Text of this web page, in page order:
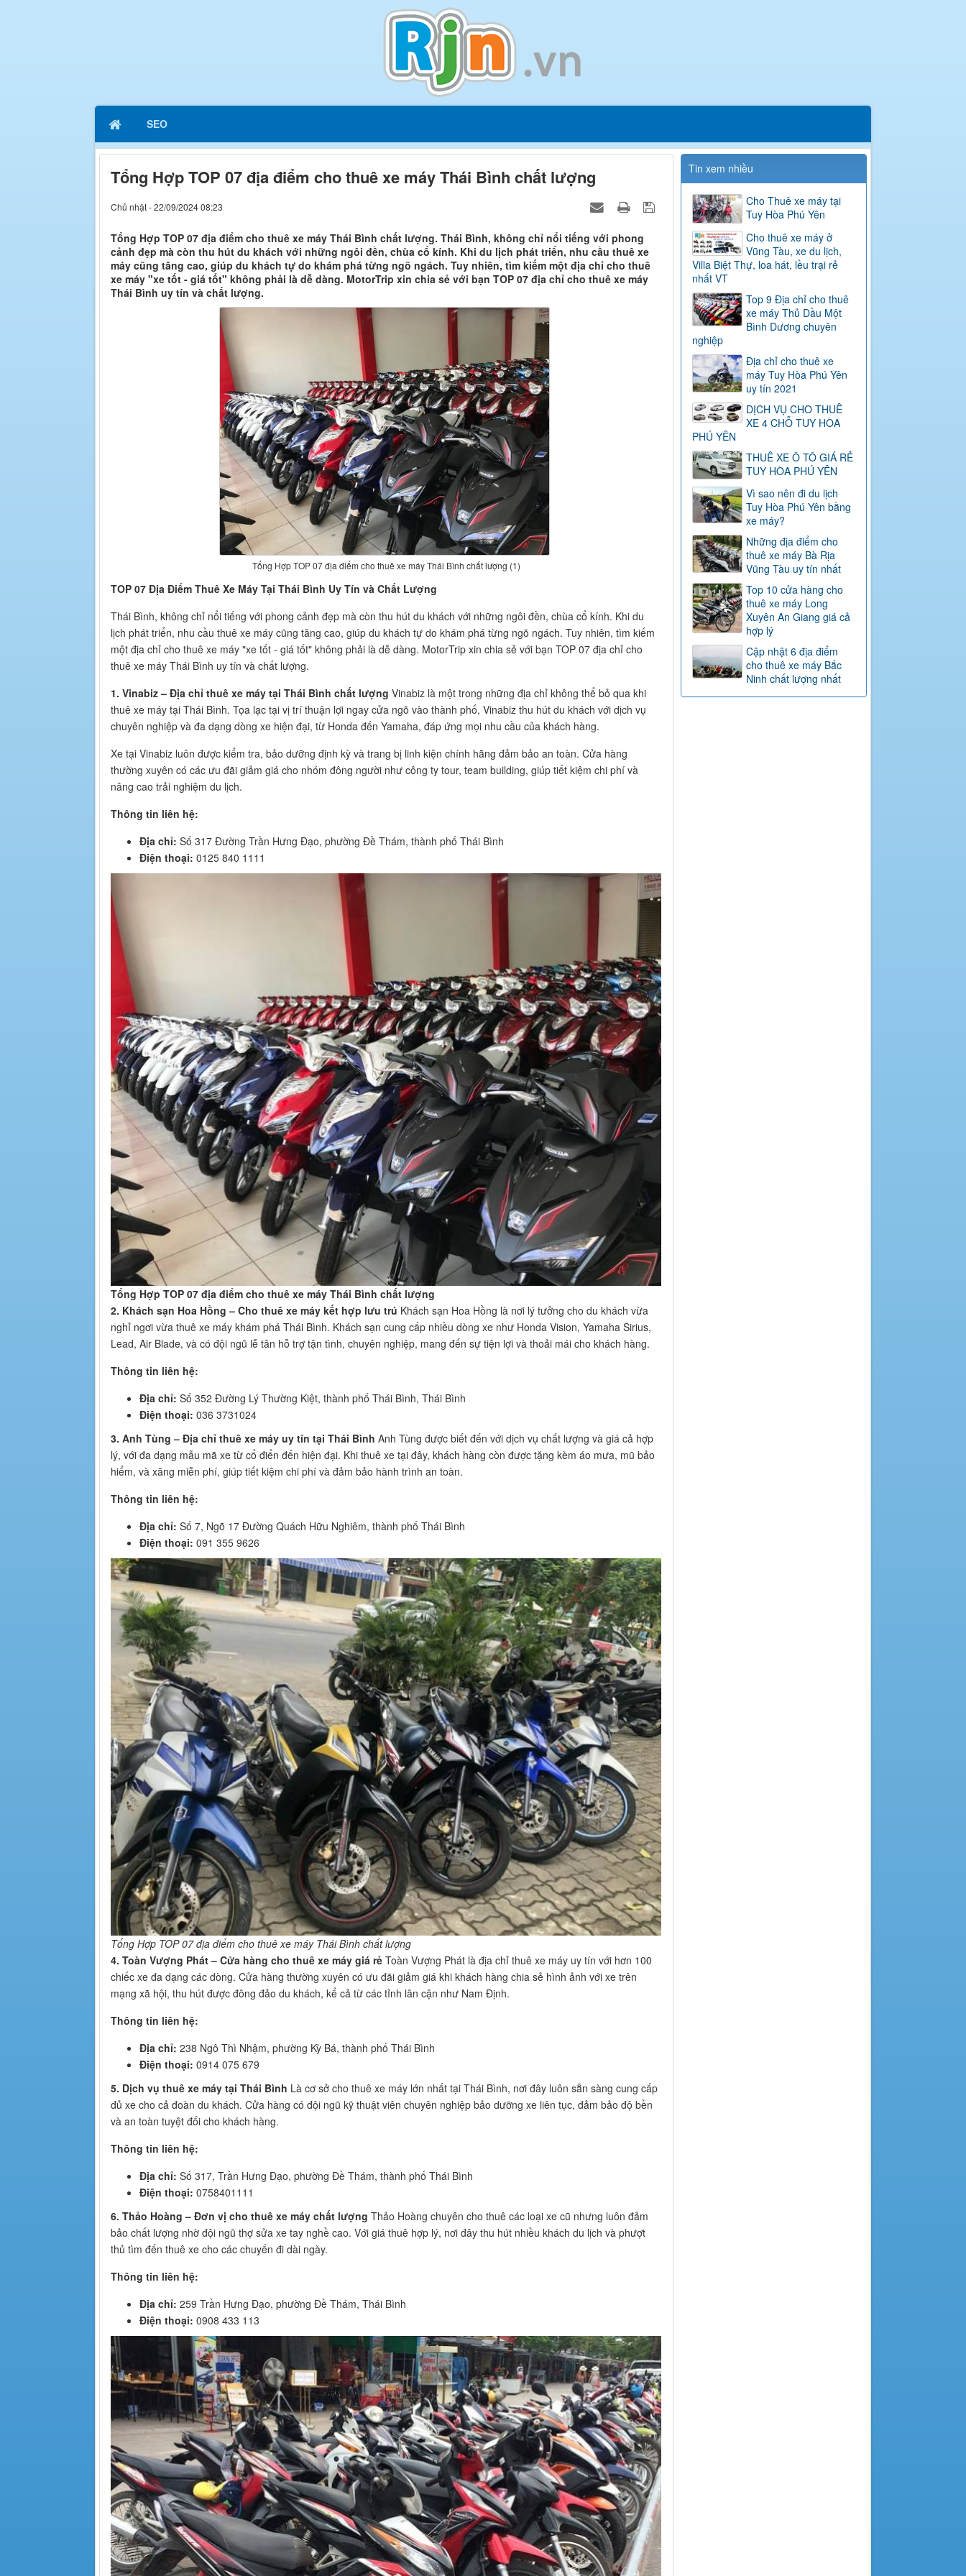
SEO
Tổng Hợp TOP 07 địa điểm cho thuê xe máy Thái Bình chất lượng
Chủ nhật - 22/09/2024 08:23
Tổng Hợp TOP 07 địa điểm cho thuê xe máy Thái Bình chất lượng. Thái Bình, không chỉ nổi tiếng với phong
cảnh đẹp mà còn thu hút du khách với những ngôi đền, chùa cổ kính. Khi du lịch phát triển, nhu cầu thuê xe
máy cũng tăng cao, giúp du khách tự do khám phá từng ngõ ngách. Tuy nhiên, tìm kiếm một địa chỉ cho thuê
xe máy "xe tốt - giá tốt" không phải là dễ dàng. MotorTrip xin chia sẻ với bạn TOP 07 địa chỉ cho thuê xe máy
Thái Bình uy tín và chất lượng.
Tổng Hợp TOP 07 địa điểm cho thuê xe máy Thái Bình chất lượng (1)
TOP 07 Địa Điểm Thuê Xe Máy Tại Thái Bình Uy Tín và Chất Lượng
Thái Bình, không chỉ nổi tiếng với phong cảnh đẹp mà còn thu hút du khách với những ngôi đền, chùa cổ kính. Khi du
lịch phát triển, nhu cầu thuê xe máy cũng tăng cao, giúp du khách tự do khám phá từng ngõ ngách. Tuy nhiên, tìm kiếm
một địa chỉ cho thuê xe máy "xe tốt - giá tốt" không phải là dễ dàng. MotorTrip xin chia sẻ với bạn TOP 07 địa chỉ cho
thuê xe máy Thái Bình uy tín và chất lượng.
1. Vinabiz – Địa chỉ thuê xe máy tại Thái Bình chất lượng Vinabiz là một trong những địa chỉ không thể bỏ qua khi
thuê xe máy tại Thái Bình. Tọa lạc tại vị trí thuận lợi ngay cửa ngõ vào thành phố, Vinabiz thu hút du khách với dịch vụ
chuyên nghiệp và đa dạng dòng xe hiện đại, từ Honda đến Yamaha, đáp ứng mọi nhu cầu của khách hàng.
Xe tại Vinabiz luôn được kiểm tra, bảo dưỡng định kỳ và trang bị linh kiện chính hãng đảm bảo an toàn. Cửa hàng
thường xuyên có các ưu đãi giảm giá cho nhóm đông người như công ty tour, team building, giúp tiết kiệm chi phí và
nâng cao trải nghiệm du lịch.
Thông tin liên hệ:
Địa chỉ: Số 317 Đường Trần Hưng Đạo, phường Đề Thám, thành phố Thái Bình
Điện thoại: 0125 840 1111
Tổng Hợp TOP 07 địa điểm cho thuê xe máy Thái Bình chất lượng
2. Khách sạn Hoa Hồng – Cho thuê xe máy kết hợp lưu trú Khách sạn Hoa Hồng là nơi lý tưởng cho du khách vừa
nghỉ ngơi vừa thuê xe máy khám phá Thái Bình. Khách sạn cung cấp nhiều dòng xe như Honda Vision, Yamaha Sirius,
Lead, Air Blade, và có đội ngũ lễ tân hỗ trợ tận tình, chuyên nghiệp, mang đến sự tiện lợi và thoải mái cho khách hàng.
Thông tin liên hệ:
Địa chỉ: Số 352 Đường Lý Thường Kiệt, thành phố Thái Bình, Thái Bình
Điện thoại: 036 3731024
3. Anh Tùng – Địa chỉ thuê xe máy uy tín tại Thái Bình Anh Tùng được biết đến với dịch vụ chất lượng và giá cả hợp
lý, với đa dạng mẫu mã xe từ cổ điển đến hiện đại. Khi thuê xe tại đây, khách hàng còn được tặng kèm áo mưa, mũ bảo
hiểm, và xăng miễn phí, giúp tiết kiệm chi phí và đảm bảo hành trình an toàn.
Thông tin liên hệ:
Địa chỉ: Số 7, Ngõ 17 Đường Quách Hữu Nghiêm, thành phố Thái Bình
Điện thoại: 091 355 9626
Tổng Hợp TOP 07 địa điểm cho thuê xe máy Thái Bình chất lượng
4. Toàn Vượng Phát – Cửa hàng cho thuê xe máy giá rẻ Toàn Vượng Phát là địa chỉ thuê xe máy uy tín với hơn 100
chiếc xe đa dạng các dòng. Cửa hàng thường xuyên có ưu đãi giảm giá khi khách hàng chia sẻ hình ảnh với xe trên
mạng xã hội, thu hút được đông đảo du khách, kể cả từ các tỉnh lân cận như Nam Định.
Thông tin liên hệ:
Địa chỉ: 238 Ngô Thì Nhậm, phường Kỳ Bá, thành phố Thái Bình
Điện thoại: 0914 075 679
5. Dịch vụ thuê xe máy tại Thái Bình Là cơ sở cho thuê xe máy lớn nhất tại Thái Bình, nơi đây luôn sẵn sàng cung cấp
đủ xe cho cả đoàn du khách. Cửa hàng có đội ngũ kỹ thuật viên chuyên nghiệp bảo dưỡng xe liên tục, đảm bảo độ bền
và an toàn tuyệt đối cho khách hàng.
Thông tin liên hệ:
Địa chỉ: Số 317, Trần Hưng Đạo, phường Đề Thám, thành phố Thái Bình
Điện thoại: 0758401111
6. Thảo Hoàng – Đơn vị cho thuê xe máy chất lượng Thảo Hoàng chuyên cho thuê các loại xe cũ nhưng luôn đảm
bảo chất lượng nhờ đội ngũ thợ sửa xe tay nghề cao. Với giá thuê hợp lý, nơi đây thu hút nhiều khách du lịch và phượt
thủ tìm đến thuê xe cho các chuyến đi dài ngày.
Thông tin liên hệ:
Địa chỉ: 259 Trần Hưng Đạo, phường Đề Thám, Thái Bình
Điện thoại: 0908 433 113
Tin xem nhiều
Cho Thuê xe máy tại
Tuy Hòa Phú Yên
Cho thuê xe máy ở
Vũng Tàu, xe du lịch,
Villa Biệt Thự, loa hát, lều trại rẻ
nhất VT
Top 9 Địa chỉ cho thuê
xe máy Thủ Dầu Một
Bình Dương chuyên
nghiệp
Địa chỉ cho thuê xe
máy Tuy Hòa Phú Yên
uy tín 2021
DỊCH VỤ CHO THUÊ
XE 4 CHỖ TUY HÒA
PHÚ YÊN
THUÊ XE Ô TÔ GIÁ RẺ
TUY HÒA PHÚ YÊN
Vì sao nên đi du lịch
Tuy Hòa Phú Yên bằng
xe máy?
Những địa điểm cho
thuê xe máy Bà Rịa
Vũng Tàu uy tín nhất
Top 10 cửa hàng cho
thuê xe máy Long
Xuyên An Giang giá cả
hợp lý
Cập nhật 6 địa điểm
cho thuê xe máy Bắc
Ninh chất lượng nhất